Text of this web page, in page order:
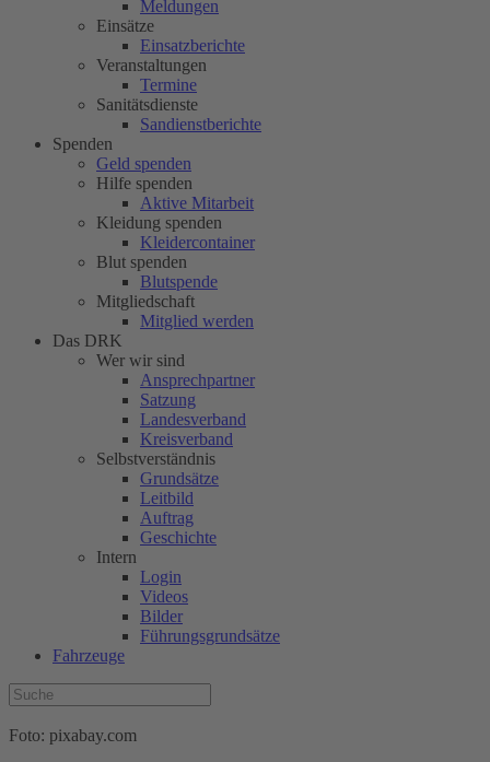
Meldungen
Einsätze
Einsatzberichte
Veranstaltungen
Termine
Sanitätsdienste
Sandienstberichte
Spenden
Geld spenden
Hilfe spenden
Aktive Mitarbeit
Kleidung spenden
Kleidercontainer
Blut spenden
Blutspende
Mitgliedschaft
Mitglied werden
Das DRK
Wer wir sind
Ansprechpartner
Satzung
Landesverband
Kreisverband
Selbstverständnis
Grundsätze
Leitbild
Auftrag
Geschichte
Intern
Login
Videos
Bilder
Führungsgrundsätze
Fahrzeuge
Foto: pixabay.com